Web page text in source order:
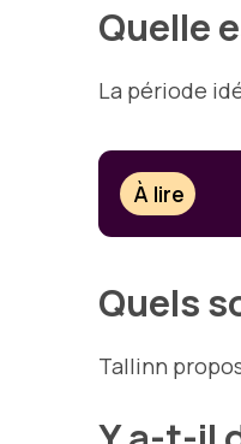
Quelle
La période
À lire
Quels
Tallinn